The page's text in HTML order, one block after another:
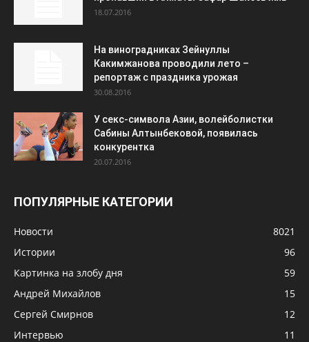
18.07.2016
На виноградниках Зейнуллы
Какимжанова проводили лето –
репортаж с праздника урожая
30.08.2016
У секс-символа Азии, волейболистки
Сабины Алтынбековой, появилась
конкурентка
20.07.2016
ПОПУЛЯРНЫЕ КАТЕГОРИИ
Новости
8021
Истории
96
Картинка на злобу дня
59
Андрей Михайлов
15
Сергей Смирнов
12
Интервью
11